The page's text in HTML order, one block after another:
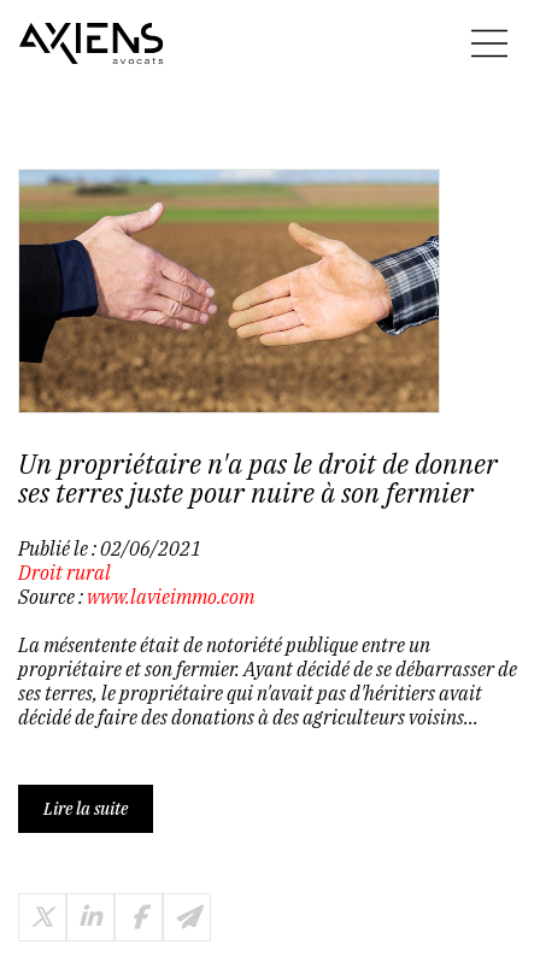
Un propriétaire n'a pas le droit de donner
ses terres juste pour nuire à son fermier
Publié le :02/06/2021
Droit rural
Source : www.lavieimmo.com
La mésentente était de notoriété publique entre un
propriétaire et son fermier. Ayant décidé de se débarrasser de
ses terres, le propriétaire qui n'avait pas d'héritiers avait
décidé de faire des donations à des agriculteurs voisins...
Lire la suite